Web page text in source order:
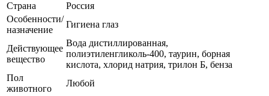
Страна
Россия
Особенности/
назначение
Гигиена глаз
Действующее
вещество
Вода дистиллированная,
полиэтиленгликоль-400, таурин, борная
кислота, хлорид натрия, трилон Б, бенза
Пол
животного
Любой